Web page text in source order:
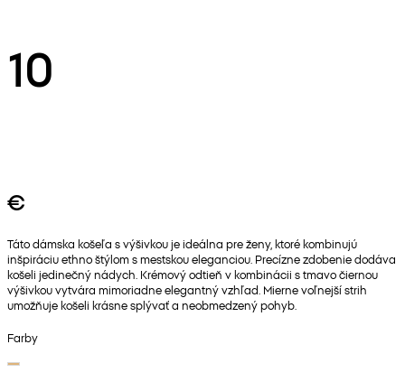
10
€
Táto dámska košeľa s výšivkou je ideálna pre ženy, ktoré kombinujú
inšpiráciu ethno štýlom s mestskou eleganciou. Precízne zdobenie dodáva
košeli jedinečný nádych. Krémový odtieň v kombinácii s tmavo čiernou
výšivkou vytvára mimoriadne elegantný vzhľad. Mierne voľnejší strih
umožňuje košeli krásne splývať a neobmedzený pohyb.
Farby